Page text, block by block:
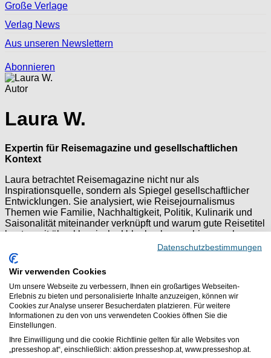
Große Verlage
Verlag News
Aus unseren Newslettern
Abonnieren
Autor
Laura W.
Expertin für Reisemagazine und gesellschaftlichen
Kontext
Laura betrachtet Reisemagazine nicht nur als
Inspirationsquelle, sondern als Spiegel gesellschaftlicher
Entwicklungen. Sie analysiert, wie Reisejournalismus
Themen wie Familie, Nachhaltigkeit, Politik, Kulinarik und
Saisonalität miteinander verknüpft und warum gute Reisetitel
heute weit über klassische Urlaubsplanung hinausgehen
Ihr Fokus liegt auf erzählerischen Reportagen, authentischen
Perspektiven und der Frage, wie Verlage Reiseinhalte
emotional, verantwortungsvoll und zeitgemäß aufbereiten.
Dabei zeigt sie, wie sich Reisemagazine an unterschiedliche
Lebensphasen anpassen – von Familienurlauben über
bewusste Reiseformen bis hin zu gesellschaftlich relevanten
Destinationen.
In ihrem Blog beleuchtet Laura, wie Reiseformate
Datenschutzbestimmungen
Wir verwenden Cookies
Um unsere Webseite zu verbessern, Ihnen ein großartiges Webseiten-
Erlebnis zu bieten und personalisierte Inhalte anzuzeigen, können wir
Cookies zur Analyse unserer Besucherdaten platzieren. Für weitere
Informationen zu den von uns verwendeten Cookies öffnen Sie die
Einstellungen.
Ihre Einwilligung und die cookie Richtlinie gelten für alle Websites von
„presseshop.at“, einschließlich: aktion.presseshop.at, www.presseshop.at.